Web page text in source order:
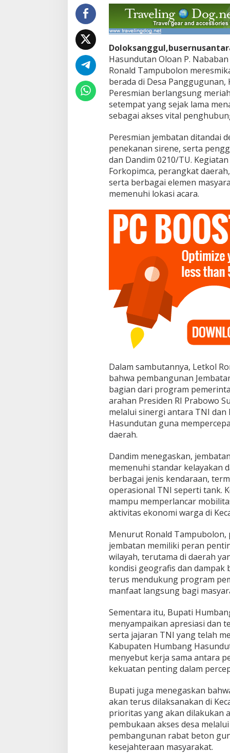
n
J
e
m
a
t
a
n
B
a
i
y
A
e
k
U
r
a
m
i
K
e
c
m
a
a
Hasundutan Oloan P.
Ronald Tampubolon
berada di Desa Panggugunan,
Peresmian berlangsung
setempat yang sejak lama
sebagai akses vital
Peresmian jembatan ditandai
penekanan sirene, serta
dan Dandim 0210/TU.
Forkopimca, perangkat
serta berbagai elemen
memenuhi lokasi acara.
Dalam sambutannya, Letkol
bahwa pembangunan
bagian dari program
arahan Presiden RI Prabowo
melalui sinergi antara TNI
Hasundutan guna
daerah.
Dandim menegaskan,
memenuhi standar kelayakan
berbagai jenis kendaraan,
operasional TNI seperti tank.
mampu memperlancar
aktivitas ekonomi warga di
Menurut Ronald
jembatan memiliki peran
wilayah, terutama di daerah
kondisi geografis dan dampak
terus mendukung program
manfaat langsung bagi
Sementara itu, Bupati
menyampaikan apresiasi dan
serta jajaran TNI yang telah
Kabupaten Humbang
menyebut kerja sama antara
kekuatan penting dalam
Bupati juga menegaskan
akan terus dilaksanakan di
prioritas yang akan dilakukan
pembukaan akses desa
pembangunan rabat beton
kesejahteraan masyarakat.